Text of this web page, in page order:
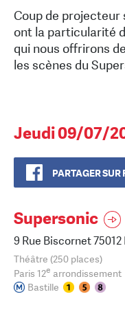
Coup de projecteur
ont la particularité
qui nous offrirons
les scènes du
Jeudi 09/07/
PARTAGER
Supersonic
9 Rue Biscornet 75012
Théâtre (250 places)
Paris 12e arrondissement
Bastille